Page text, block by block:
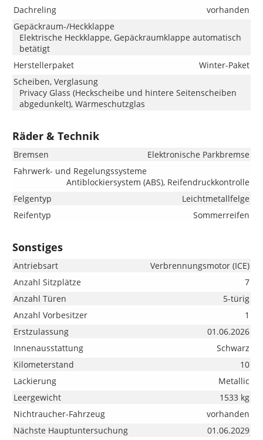
Dachreling
vorhanden
Gepäckraum-/Heckklappe
Elektrische Heckklappe, Gepäckraumklappe automatisch
betätigt
Herstellerpaket
Winter-Paket
Scheiben, Verglasung
Privacy Glass (Heckscheibe und hintere Seitenscheiben
abgedunkelt), Wärmeschutzglas
Räder & Technik
Bremsen
Elektronische Parkbremse
Fahrwerk- und Regelungssysteme
Antiblockiersystem (ABS), Reifendruckkontrolle
Felgentyp
Leichtmetallfelge
Reifentyp
Sommerreifen
Sonstiges
Antriebsart
Verbrennungsmotor (ICE)
Anzahl Sitzplätze
7
Anzahl Türen
5-türig
Anzahl Vorbesitzer
1
Erstzulassung
01.06.2026
Innenausstattung
Schwarz
Kilometerstand
10
Lackierung
Metallic
Leergewicht
1533 kg
Nichtraucher-Fahrzeug
vorhanden
Nächste Hauptuntersuchung
01.06.2029